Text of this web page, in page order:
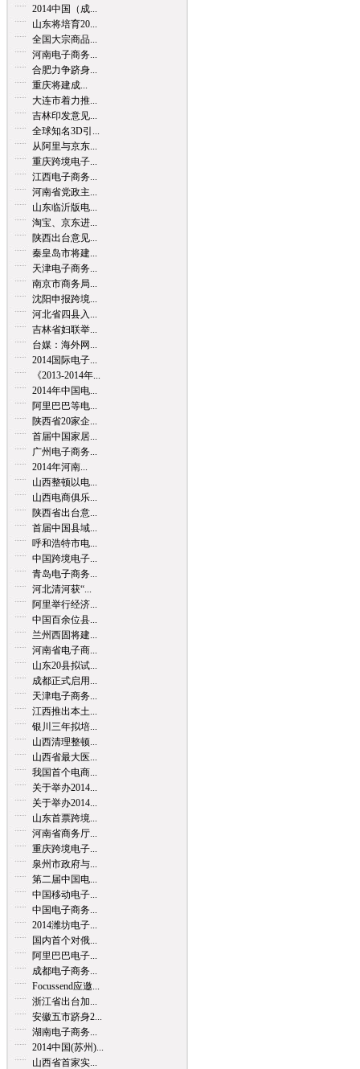
2014中国（成...
山东将培育20...
全国大宗商品...
河南电子商务...
合肥力争跻身...
重庆将建成...
大连市着力推...
吉林印发意见...
全球知名3D引...
从阿里与京东...
重庆跨境电子...
江西电子商务...
河南省党政主...
山东临沂版电...
淘宝、京东进...
陕西出台意见...
秦皇岛市将建...
天津电子商务...
南京市商务局...
沈阳申报跨境...
河北省四县入...
吉林省妇联举...
台媒：海外网...
2014国际电子...
《2013-2014年...
2014年中国电...
阿里巴巴等电...
陕西省20家企...
首届中国家居...
广州电子商务...
2014年河南...
山西整顿以电...
山西电商俱乐...
陕西省出台意...
首届中国县域...
呼和浩特市电...
中国跨境电子...
青岛电子商务...
河北清河获“...
阿里举行经济...
中国百余位县...
兰州西固将建...
河南省电子商...
山东20县拟试...
成都正式启用...
天津电子商务...
江西推出本土...
银川三年拟培...
山西清理整顿...
山西省最大医...
我国首个电商...
关于举办2014...
关于举办2014...
山东首票跨境...
河南省商务厅...
重庆跨境电子...
泉州市政府与...
第二届中国电...
中国移动电子...
中国电子商务...
2014潍坊电子...
国内首个对俄...
阿里巴巴电子...
成都电子商务...
Focussend应邀...
浙江省出台加...
安徽五市跻身2...
湖南电子商务...
2014中国(苏州)...
山西省首家实...